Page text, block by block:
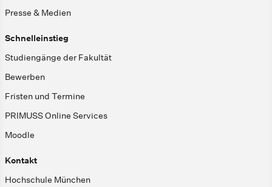
Presse & Medien
Schnelleinstieg
Studiengänge der Fakultät
Bewerben
Fristen und Termine
PRIMUSS Online Services
Moodle
Kontakt
Hochschule München